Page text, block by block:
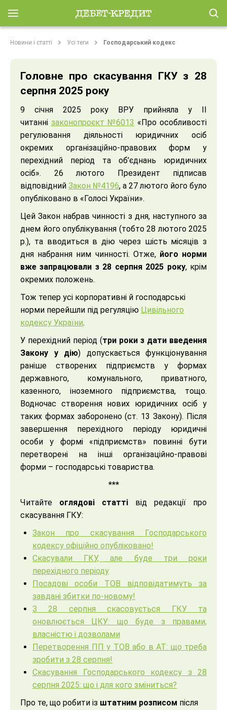
Новини і статті Усі теги Господарський кодекс
Головне про скасування ГКУ з 28
серпня 2025 року
9 січня 2025 року ВРУ прийняла у ІІ
читанні законопроєкт №6013 «Про особливості
регулювання діяльності юридичних осіб
окремих організаційно-правових форм у
перехідний період та об’єднань юридичних
осіб». 26 лютого Президент підписав
відповідний Закон №4196, а 27 лютого його було
опубліковано в «Голосі України».
Цей Закон набрав чинності з дня, наступного за
днем його опублікування (тобто 28 лютого 2025
р.), та вводиться в дію через шість місяців з
дня набрання ним чинності. Отже, його норми
вже запрацювали з 28 серпня 2025 року, крім
окремих положень.
Тож тепер усі корпоративні й господарські
норми перейшли під регуляцію Цивільного
кодексу України.
У перехідний період (три роки з дати введення
Закону у дію) допускається функціонування
раніше створених підприємств у формах
державного, комунального, приватного,
казенного, іноземного підприємства, тощо.
Водночас створення нових юридичних осіб у
таких формах заборонено (ст. 13 Закону). Після
завершення перехідного періоду юридичні
особи у формі «підприємств» повинні бути
перетворені на інші організаційно-правові
форми – господарські товариства.
***
Читайте оглядові статті від редакції про
скасування ГКУ:
Закон про скасування Господарського
кодексу офіційно опубліковано!
Скасували ГКУ, але буде три роки
перехідного періоду
Посадові особи ТОВ відповідатимуть за
завдані збитки по-новому!
З 28 серпня скасовується ГКУ та
оновлюється ЦКУ: що буде з правами,
власністю і дозволами
Перетворення ПП у ТОВ або в АТ: що треба
зробити з 28 серпня!
Скасування Господарського кодексу з 28
серпня 2025: що і для кого зміниться?
Про те, що робити із штатним розписом після